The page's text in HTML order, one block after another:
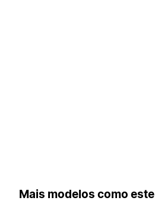
Mais modelos como este